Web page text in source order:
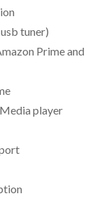
tuner)
Prime and
player